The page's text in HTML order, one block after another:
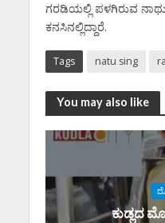
ಗರಡಿಯಲ್ಲಿ ಪಳಗಿರುವ
ಕನಸಿನಲ್ಲಿದ್ದಾರೆ.
Tags natu sing
You may also like
ಕುಡ್ಲದ